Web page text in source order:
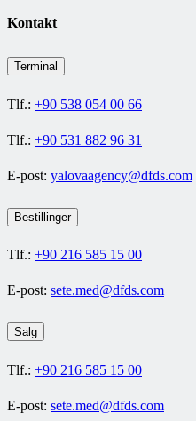
Kontakt
Terminal
Tlf.: +90 538 054 00 66
Tlf.: +90 531 882 96 31
E-post: yalovaagency@dfds.com
Bestillinger
Tlf.: +90 216 585 15 00
E-post: sete.med@dfds.com
Salg
Tlf.: +90 216 585 15 00
E-post: sete.med@dfds.com